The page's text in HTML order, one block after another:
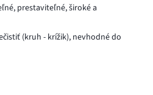
prestaviteľné, široké a
(kruh - krížik), nevhodné do